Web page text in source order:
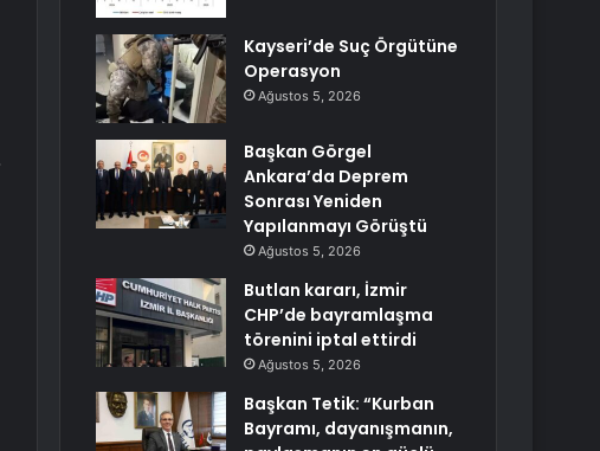
Kayseri’de Suç Örgütüne
Operasyon
Ağustos 5, 2026
Başkan Görgel
Ankara’da Deprem
Sonrası Yeniden
Yapılanmayı Görüştü
Ağustos 5, 2026
Butlan kararı, İzmir
CHP’de bayramlaşma
törenini iptal ettirdi
Ağustos 5, 2026
Başkan Tetik: “Kurban
Bayramı, dayanışmanın,